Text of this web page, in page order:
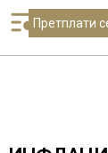
Претплати